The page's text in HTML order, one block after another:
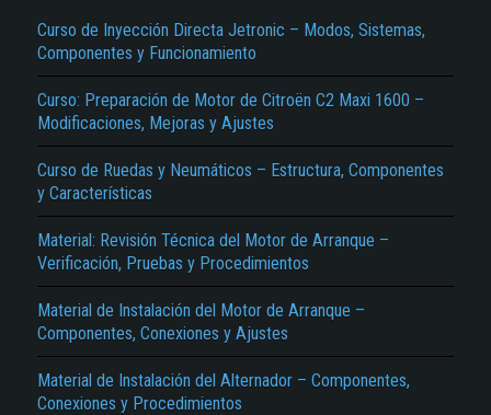
Curso de Inyección Directa Jetronic – Modos, Sistemas,
Componentes y Funcionamiento
Curso: Preparación de Motor de Citroën C2 Maxi 1600 –
Modificaciones, Mejoras y Ajustes
Curso de Ruedas y Neumáticos – Estructura, Componentes
y Características
Material: Revisión Técnica del Motor de Arranque –
Verificación, Pruebas y Procedimientos
Material de Instalación del Motor de Arranque –
Componentes, Conexiones y Ajustes
Material de Instalación del Alternador – Componentes,
Conexiones y Procedimientos